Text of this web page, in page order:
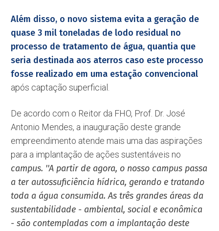
Além disso, o novo sistema evita a geração de
quase 3 mil toneladas de lodo residual no
processo de tratamento de água, quantia que
seria destinada aos aterros caso este processo
fosse realizado em uma estação convencional
após captação superficial.
De acordo com o Reitor da FHO, Prof. Dr. José
Antonio Mendes, a inauguração deste grande
empreendimento atende mais uma das aspirações
para a implantação de ações sustentáveis no
campus. ''A partir de agora, o nosso campus passa
a ter autossuficiência hídrica, gerando e tratando
toda a água consumida. As três grandes áreas da
sustentabilidade - ambiental, social e econômica
- são contempladas com a implantação deste